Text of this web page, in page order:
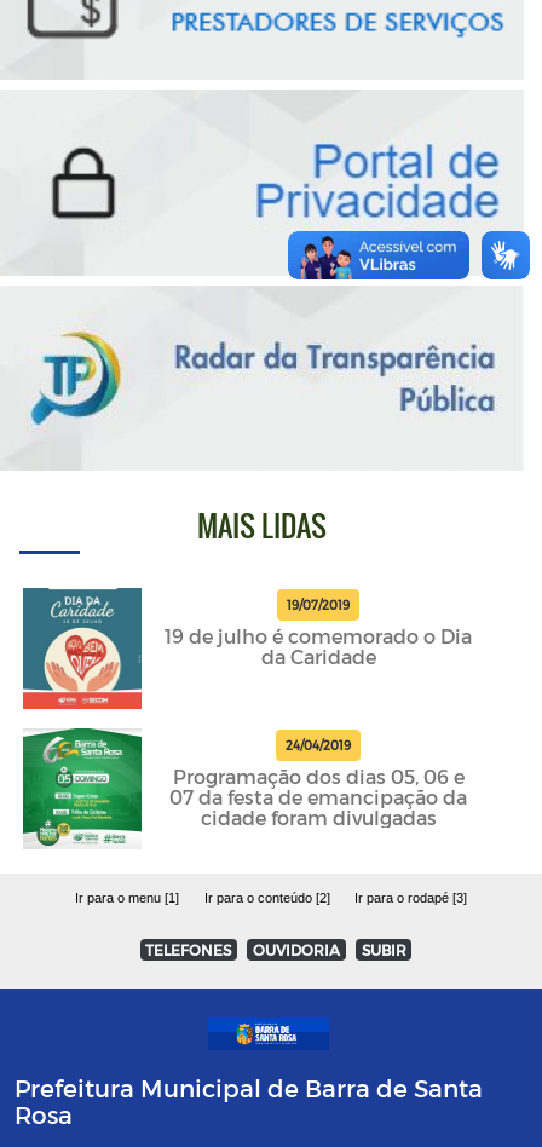
MAIS LIDAS
19/07/2019
19 de julho é comemorado o Dia
da Caridade
24/04/2019
Programação dos dias 05, 06 e
07 da festa de emancipação da
cidade foram divulgadas
Ir para o menu [1] Ir para o conteúdo [2] Ir para o rodapé [3]
TELEFONES OUVIDORIA SUBIR
Prefeitura Municipal de Barra de Santa
Rosa